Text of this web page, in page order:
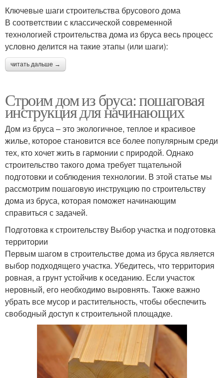
Ключевые шаги строительства брусового дома
В соответствии с классической современной
технологией строительства дома из бруса весь процесс
условно делится на такие этапы (или шаги):
читать дальше →
Строим дом из бруса: пошаговая
инструкция для начинающих
Дом из бруса – это экологичное, теплое и красивое
жилье, которое становится все более популярным среди
тех, кто хочет жить в гармонии с природой. Однако
строительство такого дома требует тщательной
подготовки и соблюдения технологии. В этой статье мы
рассмотрим пошаговую инструкцию по строительству
дома из бруса, которая поможет начинающим
справиться с задачей.
Подготовка к строительству Выбор участка и подготовка
территории
Первым шагом в строительстве дома из бруса является
выбор подходящего участка. Убедитесь, что территория
ровная, а грунт устойчив к оседанию. Если участок
неровный, его необходимо выровнять. Также важно
убрать все мусор и растительность, чтобы обеспечить
свободный доступ к строительной площадке.